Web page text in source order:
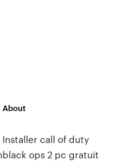
About
Installer call of duty
black ops 2 pc gratuit